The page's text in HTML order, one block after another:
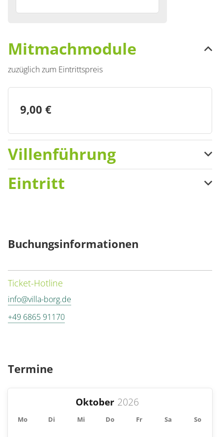
Mitmachmodule
zuzüglich zum Eintrittspreis
9,00 €
Villenführung
zuzüglich zum Eintrittspreis
Kostenfrei
Eintritt
4,00 €
2,00 €
3,00 €
Buchungsinformationen
Ticket-Hotline
info@villa-borg.de
+49 6865 91170
Termine
Oktober
Mo Di Mi Do Fr Sa So